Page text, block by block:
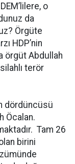
o
da
Örgüte
HDP’nin
örgüt Abdullah
terör
dördüncüsü
Öcalan.
Tam 26
birini